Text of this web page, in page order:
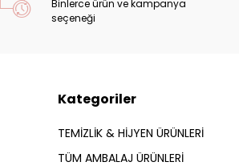
Binlerce ürün ve kampanya
seçeneği
Kategoriler
TEMİZLİK & HİJYEN ÜRÜNLERİ
TÜM AMBALAJ ÜRÜNLERİ